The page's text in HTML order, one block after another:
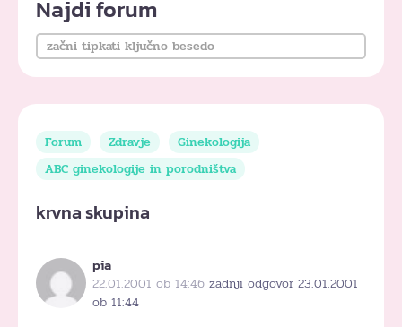
Najdi forum
Forum Zdravje
Ginekologija
ABC ginekologije in porodništva
krvna skupina
pia
22.01.2001 ob 14:46 zadnji odgovor 23.01.2001
ob 11:44